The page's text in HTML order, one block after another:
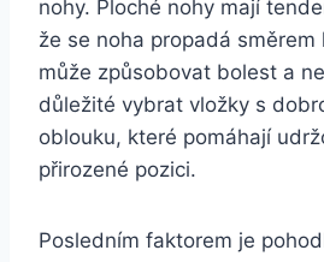
nohy. Ploché nohy mají
že se noha propadá směrem
může způsobovat bolest a
důležité vybrat vložky s
oblouku, které pomáhají
přirozené pozici.
Posledním faktorem je